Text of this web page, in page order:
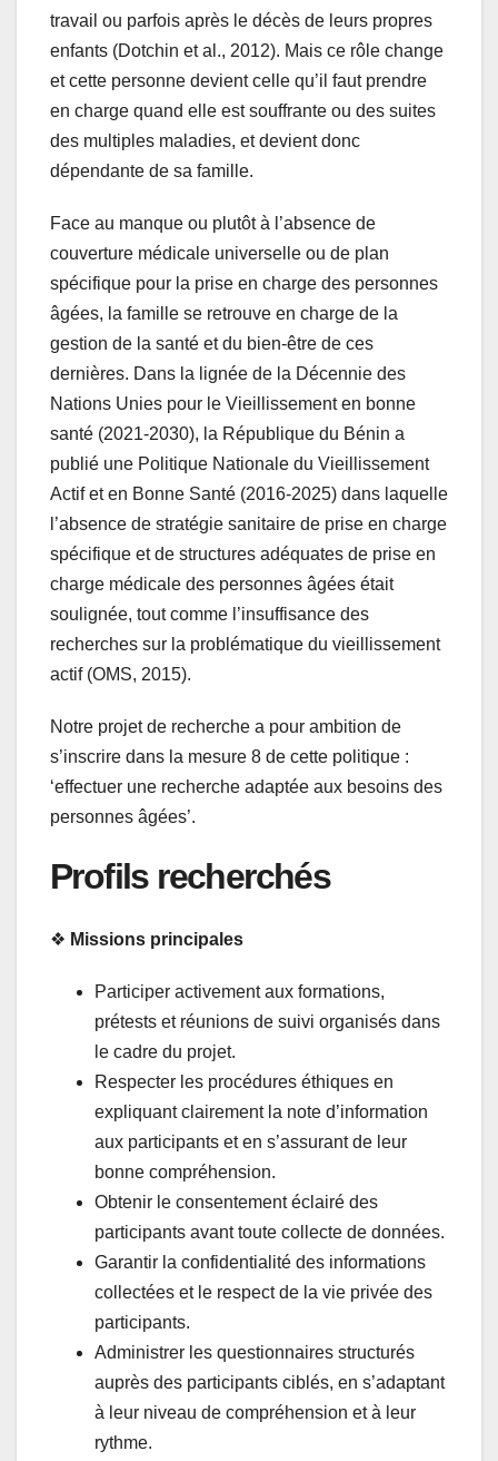
travail ou parfois après le décès de leurs propres
enfants (Dotchin et al., 2012). Mais ce rôle change
et cette personne devient celle qu’il faut prendre
en charge quand elle est souffrante ou des suites
des multiples maladies, et devient donc
dépendante de sa famille.
Face au manque ou plutôt à l’absence de
couverture médicale universelle ou de plan
spécifique pour la prise en charge des personnes
âgées, la famille se retrouve en charge de la
gestion de la santé et du bien-être de ces
dernières. Dans la lignée de la Décennie des
Nations Unies pour le Vieillissement en bonne
santé (2021-2030), la République du Bénin a
publié une Politique Nationale du Vieillissement
Actif et en Bonne Santé (2016-2025) dans laquelle
l’absence de stratégie sanitaire de prise en charge
spécifique et de structures adéquates de prise en
charge médicale des personnes âgées était
soulignée, tout comme l’insuffisance des
recherches sur la problématique du vieillissement
actif (OMS, 2015).
Notre projet de recherche a pour ambition de
s’inscrire dans la mesure 8 de cette politique :
‘effectuer une recherche adaptée aux besoins des
personnes âgées’.
Profils recherchés
❖ Missions principales
Participer activement aux formations,
prétests et réunions de suivi organisés dans
le cadre du projet.
Respecter les procédures éthiques en
expliquant clairement la note d’information
aux participants et en s’assurant de leur
bonne compréhension.
Obtenir le consentement éclairé des
participants avant toute collecte de données.
Garantir la confidentialité des informations
collectées et le respect de la vie privée des
participants.
Administrer les questionnaires structurés
auprès des participants ciblés, en s’adaptant
à leur niveau de compréhension et à leur
rythme.